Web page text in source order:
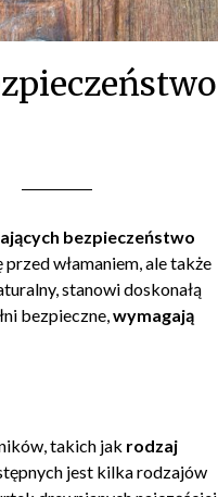
bezpieczeństwo
włamaniem, ale także
stanowi doskonałą
bezpieczne,wymagają
takich jak rodzaj
jest kilka rodzajów